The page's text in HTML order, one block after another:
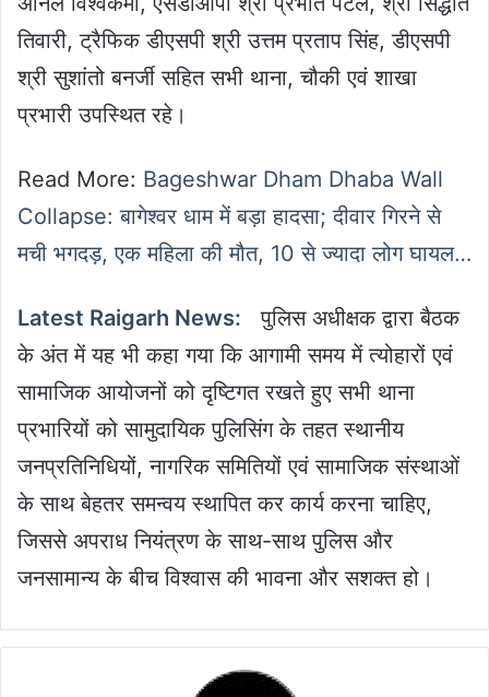
तिवारी, ट्रैफिक डीएसपी श्री उत्तम प्रताप सिंह, डीएसपी
श्री सुशांतो बनर्जी सहित सभी थाना, चौकी एवं शाखा
प्रभारी उपस्थित रहे।
Read More: Bageshwar Dham Dhaba Wall
Collapse: बागेश्वर धाम में बड़ा हादसा; दीवार गिरने से
मची भगदड़, एक महिला की मौत, 10 से ज्यादा लोग घायल…
Latest Raigarh News: पुलिस अधीक्षक द्वारा बैठक
के अंत में यह भी कहा गया कि आगामी समय में त्योहारों एवं
सामाजिक आयोजनों को दृष्टिगत रखते हुए सभी थाना
प्रभारियों को सामुदायिक पुलिसिंग के तहत स्थानीय
जनप्रतिनिधियों, नागरिक समितियों एवं सामाजिक संस्थाओं
के साथ बेहतर समन्वय स्थापित कर कार्य करना चाहिए,
जिससे अपराध नियंत्रण के साथ-साथ पुलिस और
जनसामान्य के बीच विश्वास की भावना और सशक्त हो।